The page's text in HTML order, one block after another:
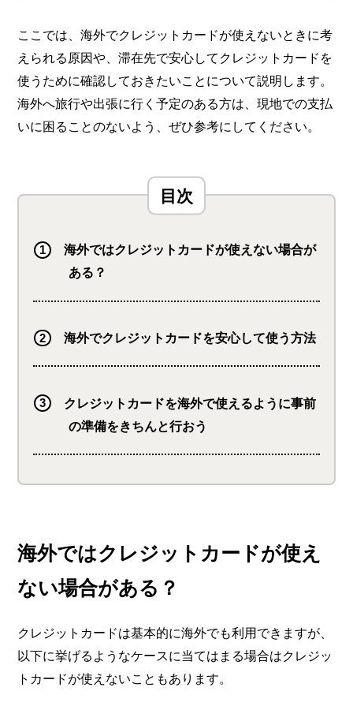
ここでは、海外でクレジットカードが使えないときに考
えられる原因や、滞在先で安心してクレジットカードを
使うために確認しておきたいことについて説明します。
海外へ旅行や出張に行く予定のある方は、現地での支払
いに困ることのないよう、ぜひ参考にしてください。
海外ではクレジットカードが使えない場合が
ある？
海外でクレジットカードを安心して使う方法
クレジットカードを海外で使えるように事前
の準備をきちんと行おう
海外ではクレジットカードが使え
ない場合がある？
クレジットカードは基本的に海外でも利用できますが、
以下に挙げるようなケースに当てはまる場合はクレジッ
トカードが使えないこともあります。